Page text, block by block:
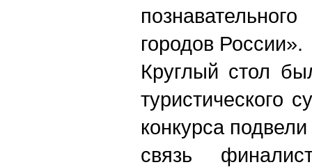
городов России».
Круглый стол
туристического
конкурса
связь